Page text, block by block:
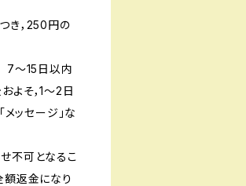
き，250円の
7〜15日以内
よそ，1〜2日
ッセージ」な
不可となるこ
額返金になり